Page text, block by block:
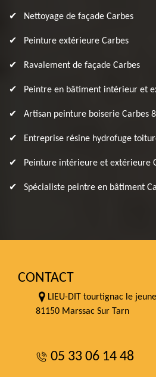
Nettoyage de façade Carbes
Peinture extérieure Carbes
Ravalement de façade Carbes
Peintre en bâtiment intérieur et
Artisan peinture boiserie Carbes
Entreprise résine hydrofuge
Peinture intérieure et extérieure
Spécialiste peintre en bâtiment
CONTACT
LIEU-DIT tourtignac le jeune
81150 Marssac Sur Tarn
05 33 06 14 48